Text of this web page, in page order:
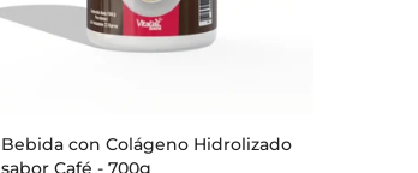
Bebida con Colágeno Hidrolizado
sabor Café - 700g